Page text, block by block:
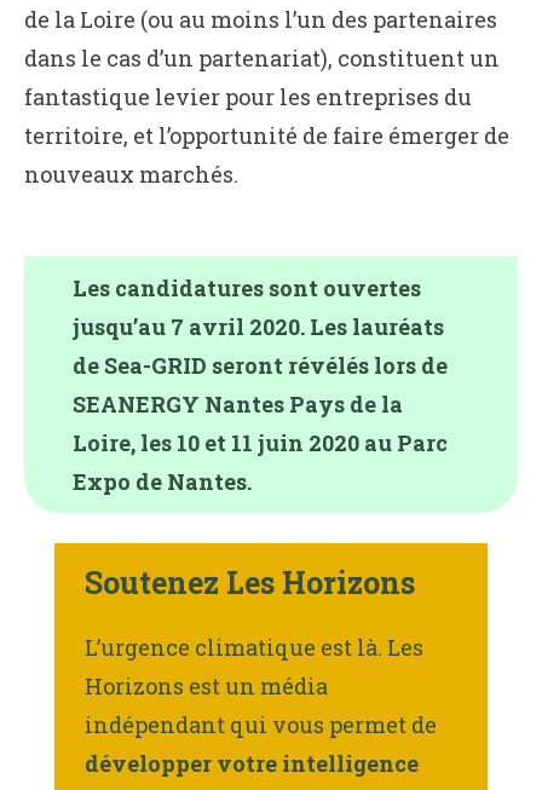
de la Loire (ou au moins l’un des partenaires
dans le cas d’un partenariat), constituent un
fantastique levier pour les entreprises du
territoire, et l’opportunité de faire émerger de
nouveaux marchés.
Les candidatures sont ouvertes
jusqu’au 7 avril 2020. Les lauréats
de Sea-GRID seront révélés lors de
SEANERGY Nantes Pays de la
Loire, les 10 et 11 juin 2020 au Parc
Expo de Nantes.
Soutenez Les Horizons
L’urgence climatique est là. Les
Horizons est un média
indépendant qui vous permet de
développer votre intelligence